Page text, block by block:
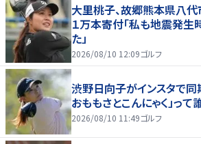
大里桃子、故郷熊本県八代
１万本寄付「私も地震発生
た」
2026/08/10 12:09ゴルフ
渋野日向子がインスタで同
おももさとこんにゃく」って
2026/08/10 11:49ゴルフ